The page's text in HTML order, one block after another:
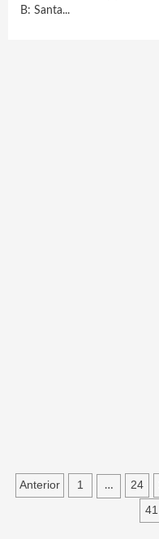
B: Santa...
Paginación
Anterior 1 … 24
41